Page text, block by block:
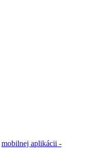
mobilnej aplikácii -